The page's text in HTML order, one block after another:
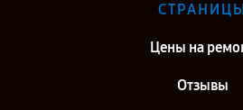
Цены на
Отзывы